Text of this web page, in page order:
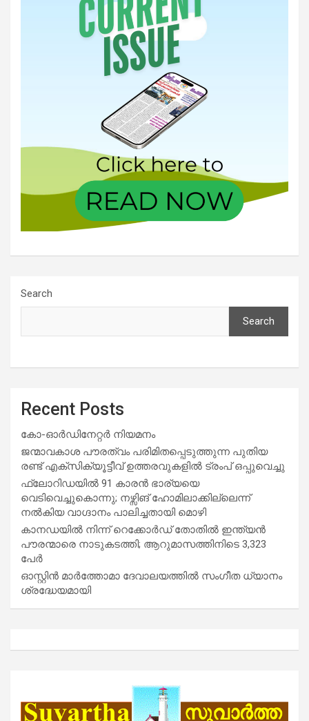
Search
Search
Recent Posts
കോ-ഓർഡിനേറ്റർ നിയമനം
ജന്മാവകാശ പൗരത്വം പരിമിതപ്പെടുത്തുന്ന പുതിയ
രണ്ട് എക്സിക്യൂട്ടീവ് ഉത്തരവുകളിൽ ട്രംപ് ഒപ്പുവെച്ചു
ഫ്ലോറിഡയിൽ 91 കാരൻ ഭാര്യയെ
വെടിവെച്ചുകൊന്നു; നഴ്സിങ് ഹോമിലാക്കില്ലെന്ന്
നൽകിയ വാഗ്ദാനം പാലിച്ചതായി മൊഴി
കാനഡയിൽ നിന്ന് റെക്കോർഡ് തോതിൽ ഇന്ത്യൻ
പൗരന്മാരെ നാടുകടത്തി; ആറുമാസത്തിനിടെ 3,323
പേർ
ഓസ്റ്റിൻ മാർത്തോമാ ദേവാലയത്തിൽ സംഗീത ധ്യാനം
ശ്രദ്ധേയമായി